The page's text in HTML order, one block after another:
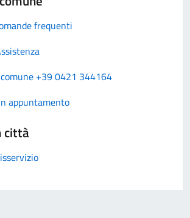
frequenti
+39 0421 344164
appuntamento
città